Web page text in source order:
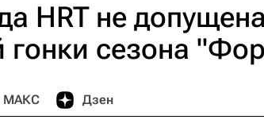
HRT не
гонки сезона
МАКС Дзен